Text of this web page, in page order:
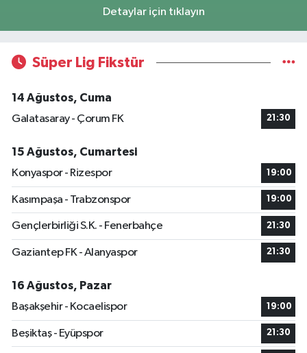
Detaylar için tıklayın
Süper Lig Fikstür
14 Ağustos, Cuma
Galatasaray - Çorum FK
21:30
15 Ağustos, Cumartesi
Konyaspor - Rizespor
19:00
Kasımpaşa - Trabzonspor 19:00
Gençlerbirliği S.K. - Fenerbahçe 21:30
Gaziantep FK - Alanyaspor 21:30
16 Ağustos, Pazar
Başakşehir - Kocaelispor
19:00
Beşiktaş - Eyüpspor 21:30